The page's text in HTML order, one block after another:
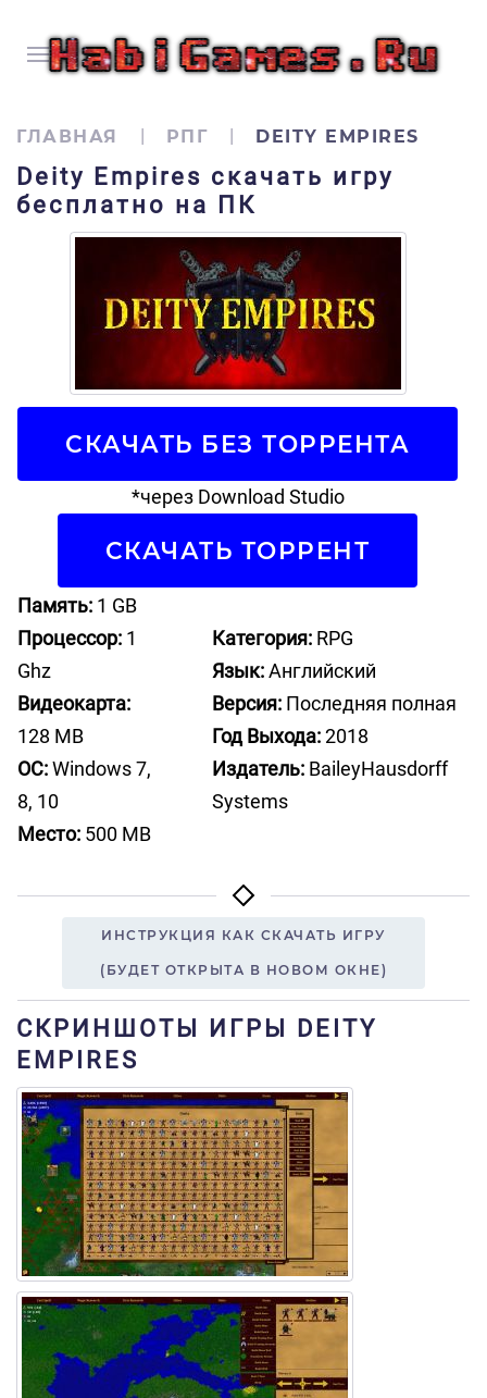
ГЛАВНАЯ РПГ DEITY EMPIRES
Deity Empires скачать игру
бесплатно на ПК
СКАЧАТЬ БЕЗ ТОРРЕНТА
*через Download Studio
СКАЧАТЬ ТОРРЕНТ
Память: 1 GB
Процессор: 1
Ghz
Видеокарта:
128 MB
ОС:Windows 7,
8, 10
Место: 500 MB
Категория: RPG
Язык:Английский
Версия: Последняя полная
Год Выхода:2018
Издатель: BaileyHausdorff
Systems
ИНСТРУКЦИЯ КАК СКАЧАТЬ ИГРУ
(БУДЕТ ОТКРЫТА В НОВОМ ОКНЕ)
СКРИНШОТЫ ИГРЫ DEITY
EMPIRES